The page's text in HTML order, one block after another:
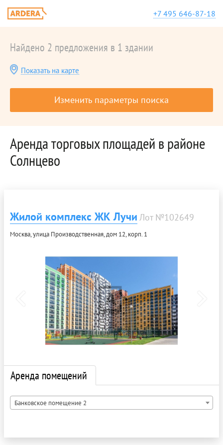
+7 495 646-87-18
Найдено 2 предложения в 1 здании
Показать на карте
Изменить параметры поиска
Аренда торговых площадей в районе
Солнцево
Жилой комплекс ЖК Лучи Лот №102649
Москва, улица Производственная, дом 12, корп. 1
Аренда помещений
Банковское помещение 2